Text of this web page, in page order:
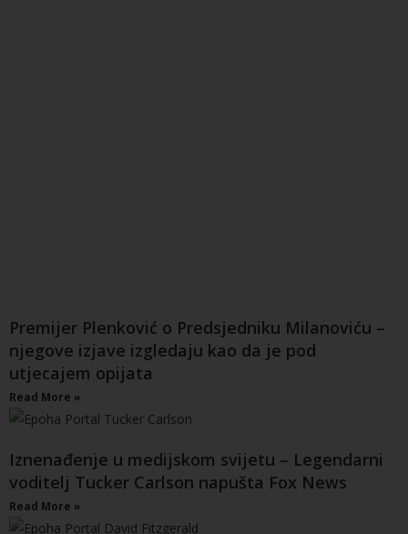
Premijer Plenković o Predsjedniku Milanoviću –
njegove izjave izgledaju kao da je pod
utjecajem opijata
Read More »
Iznenađenje u medijskom svijetu – Legendarni
voditelj Tucker Carlson napušta Fox News
Read More »